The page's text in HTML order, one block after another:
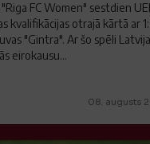
FC Women" sestdien
kvalifikācijas otrajā kārtā ar
"Gintra". Ar šo spēli
eirokausu...
08. augusts